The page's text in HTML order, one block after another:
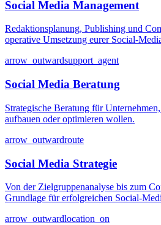
Social Media Management
Redaktionsplanung, Publishing und
operative Umsetzung eurer Social-
arrow_outwardsupport_agent
Social Media Beratung
Strategische Beratung für
aufbauen oder optimieren wollen.
arrow_outwardroute
Social Media Strategie
Von der Zielgruppenanalyse bis zum
Grundlage für erfolgreichen Social-
arrow_outwardlocation_on